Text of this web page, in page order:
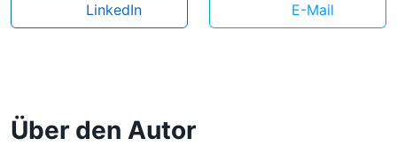
LinkedIn E-Mail
Über den Autor